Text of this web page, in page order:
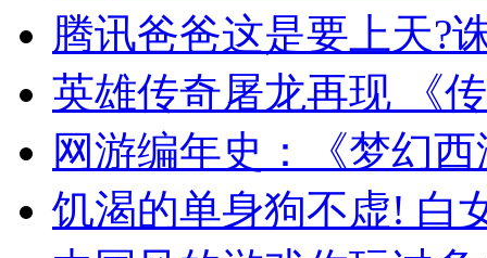
腾讯爸爸这是要上天?
英雄传奇屠龙再现 《
网游编年史：《梦幻
饥渴的单身狗不虚! 白